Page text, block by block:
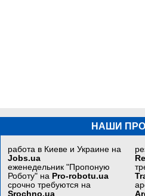
НАШИ
работа в Киеве и Украине на
Jobs.ua
еженедельник "Пропоную
Роботу" на Pro-robotu.ua
срочно требуются на
Srochno.ua